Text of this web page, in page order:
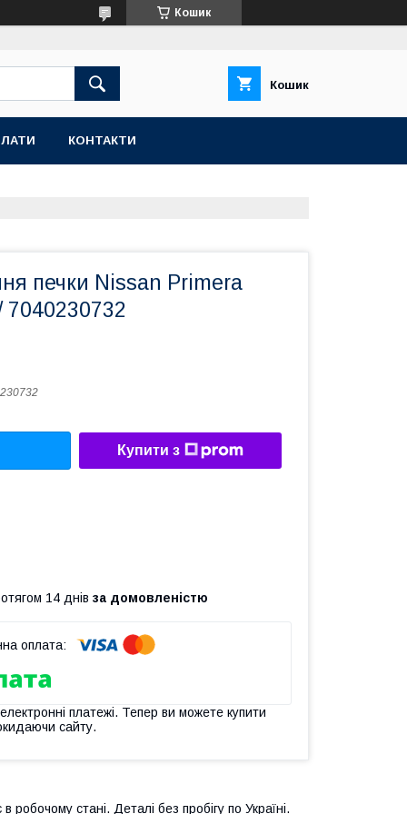
Кошик
Кошик
КОНТАКТИ
печки Nissan Primera
7040230732
Купити з
14 днів за домовленістю
платежі. Тепер ви можете купити
сайту.
стані. Деталі без пробігу по Україні.